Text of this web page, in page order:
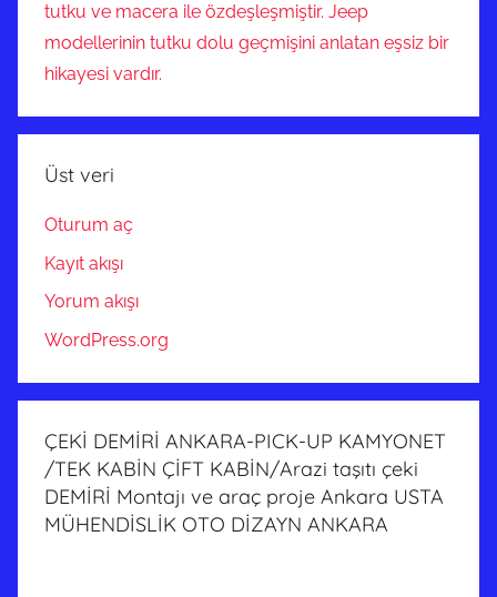
tutku ve macera ile özdeşleşmiştir. Jeep
modellerinin tutku dolu geçmişini anlatan eşsiz bir
hikayesi vardır.
Üst veri
Oturum aç
Kayıt akışı
Yorum akışı
WordPress.org
ÇEKİ DEMİRİ ANKARA-PICK-UP KAMYONET
/TEK KABİN ÇİFT KABİN/Arazi taşıtı çeki
DEMİRİ Montajı ve araç proje Ankara USTA
MÜHENDİSLİK OTO DİZAYN ANKARA